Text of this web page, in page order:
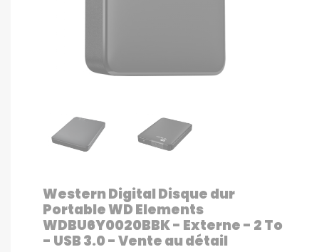
Western Digital Disque dur
Portable WD Elements
WDBU6Y0020BBK - Externe - 2 To
- USB 3.0 - Vente au détail